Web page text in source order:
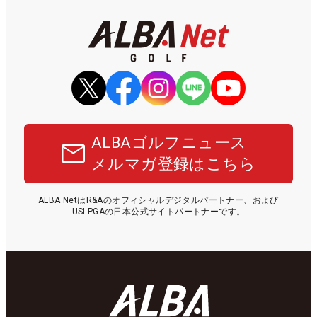
ALBAゴルフニュース
メルマガ登録はこちら
ALBA NetはR&Aのオフィシャルデジタルパートナー、および
USLPGAの日本公式サイトパートナーです。